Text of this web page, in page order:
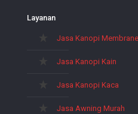
Layanan
Jasa Kanopi Membrane
Jasa Kanopi Kain
Jasa Kanopi Kaca
Jasa Awning Murah